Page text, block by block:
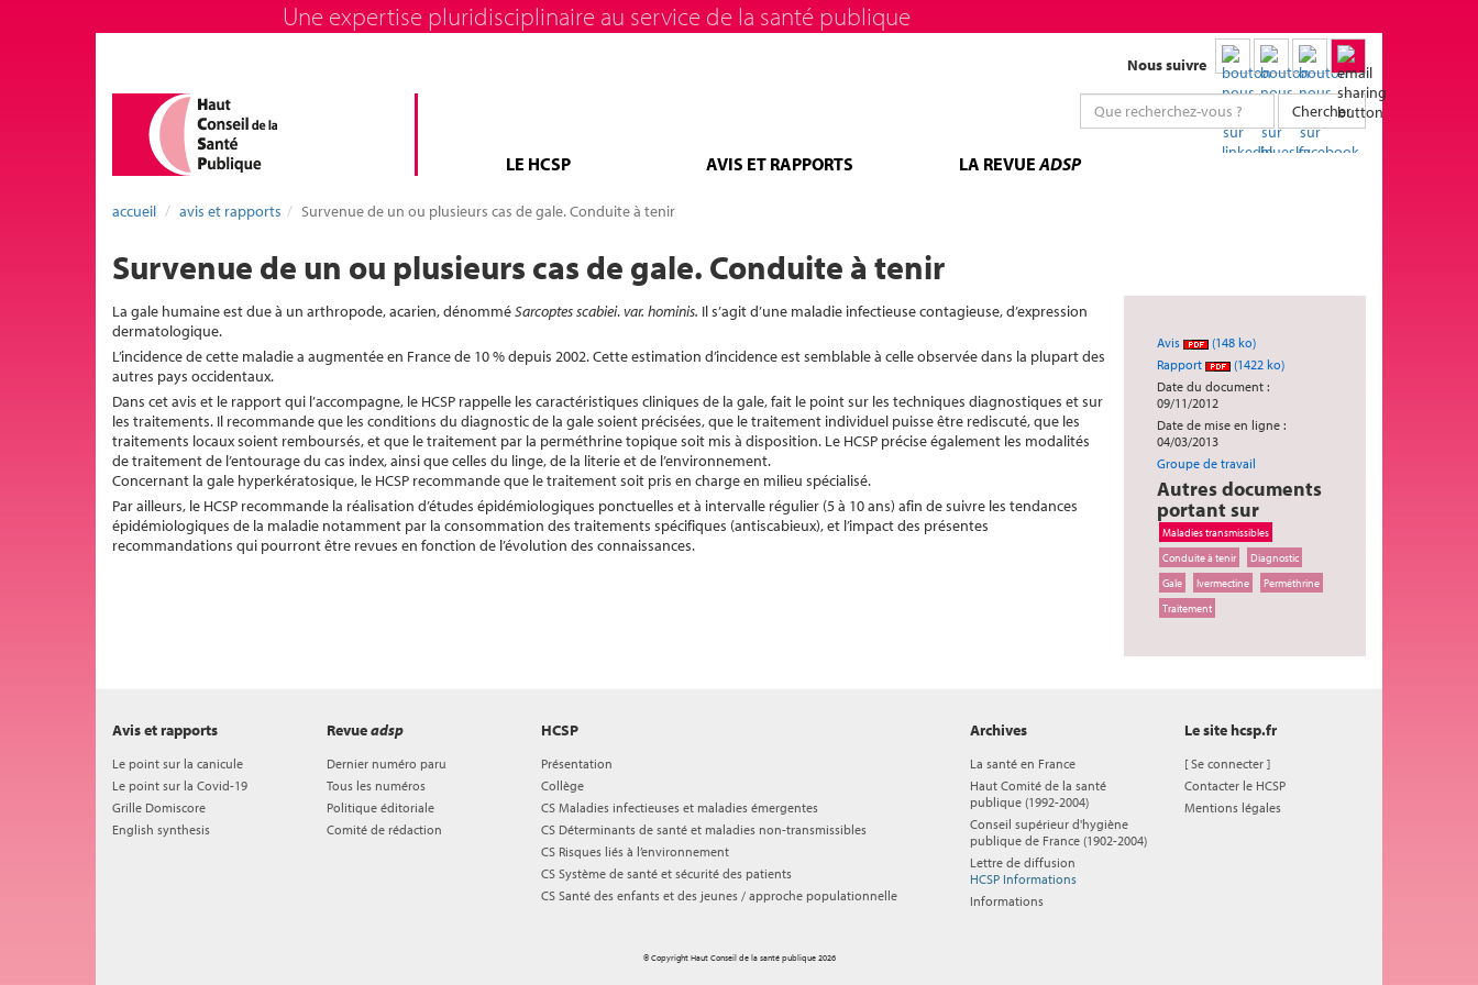
Une expertise pluridisciplinaire au service de la santé publique
Nous suivre
Chercher
LE HCSP AVIS ET RAPPORTS LA REVUEADSP
accueil avis et rapports Survenue de un ou plusieurs cas de gale. Conduite à tenir
Survenue de un ou plusieurs cas de gale. Conduite à tenir
Avis
(148 ko)
Rapport
(1422 ko)
Date du document :
09/11/2012
Date de mise en ligne :
04/03/2013
Groupe de travail
Autres documents
portant sur
Maladies transmissibles
Conduite à tenir
Diagnostic
Gale
Ivermectine
Perméthrine
Traitement
La gale humaine est due à un arthropode, acarien, dénomméSarcoptes scabiei.var. hominis. Il s’agit d’une maladie infectieuse contagieuse, d’expression
dermatologique.
L’incidence de cette maladie a augmentée en France de 10 % depuis 2002. Cette estimation d’incidence est semblable à celle observée dans la plupart des
autres pays occidentaux.
Dans cet avis et le rapport qui l’accompagne, le HCSP rappelle les caractéristiques cliniques de la gale, fait le point sur les techniques diagnostiques et sur
les traitements. Il recommande que les conditions du diagnostic de la gale soient précisées, que le traitement individuel puisse être rediscuté, que les
traitements locaux soient remboursés, et que le traitement par la perméthrine topique soit mis à disposition. Le HCSP précise également les modalités
de traitement de l’entourage du cas index, ainsi que celles du linge, de la literie et de l’environnement.
Concernant la gale hyperkératosique, le HCSP recommande que le traitement soit pris en charge en milieu spécialisé.
Par ailleurs, le HCSP recommande la réalisation d’études épidémiologiques ponctuelles et à intervalle régulier (5 à 10 ans) afin de suivre les tendances
épidémiologiques de la maladie notamment par la consommation des traitements spécifiques (antiscabieux), et l’impact des présentes
recommandations qui pourront être revues en fonction de l’évolution des connaissances.
HCSP
Présentation
Collège
CS Maladies infectieuses et maladies émergentes
CS Déterminants de santé et maladies non-transmissibles
CS Risques liés à l’environnement
CS Système de santé et sécurité des patients
CS Santé des enfants et des jeunes / approche populationnelle
Avis et rapports
Le point sur la canicule
Le point sur la Covid-19
Grille Domiscore
English synthesis
Revueadsp
Dernier numéro paru
Tous les numéros
Politique éditoriale
Comité de rédaction
Archives
La santé en France
Haut Comité de la santé
publique (1992-2004)
Conseil supérieur d'hygiène
publique de France (1902-2004)
Lettre de diffusion
HCSP Informations
Informations
Le site hcsp.fr
[Se connecter ]
Contacter le HCSP
Mentions légales
© Copyright Haut Conseil de la santé publique 2026